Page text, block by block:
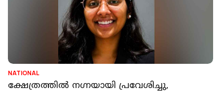
NATIONAL
ക്ഷേത്രത്തില്‍ നഗ്നയായി പ്രവേശിച്ചു,